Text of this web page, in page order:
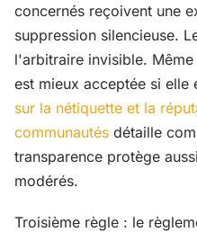
concernés reçoivent une
suppression silencieuse.
l'arbitraire invisible.
est mieux acceptée si elle
sur la nétiquette et la
communautés détaille
transparence protège
modérés.
Troisième règle : le